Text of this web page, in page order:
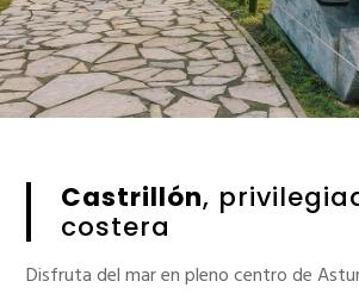
Castrillón,
costera
Disfruta del mar en pleno centro de